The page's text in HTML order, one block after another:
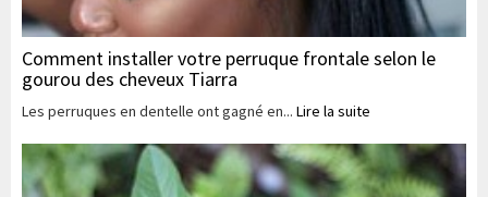
Comment installer votre perruque frontale selon le
gourou des cheveux Tiarra
Les perruques en dentelle ont gagné en... Lire la suite